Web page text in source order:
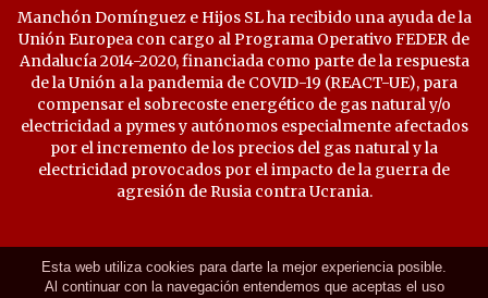
Manchón Domínguez e Hijos SL ha recibido una ayuda de la
Unión Europea con cargo al Programa Operativo FEDER de
Andalucía 2014-2020, financiada como parte de la respuesta
de la Unión a la pandemia de COVID-19 (REACT-UE), para
compensar el sobrecoste energético de gas natural y/o
electricidad a pymes y autónomos especialmente afectados
por el incremento de los precios del gas natural y la
electricidad provocados por el impacto de la guerra de
agresión de Rusia contra Ucrania.
Esta web utiliza cookies para darte la mejor experiencia posible.
Al continuar con la navegación entendemos que aceptas el uso